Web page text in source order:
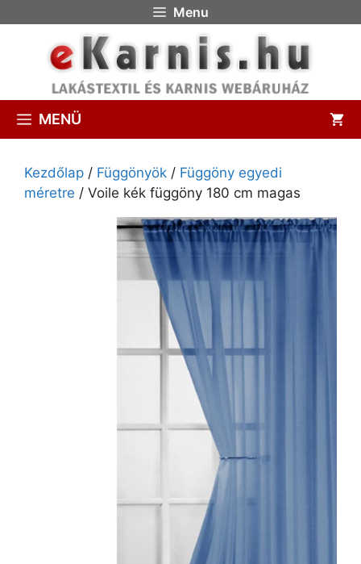
Menu
MENÜ
Kezdőlap / Függönyök / Függöny egyedi
méretre / Voile kék függöny 180 cm magas